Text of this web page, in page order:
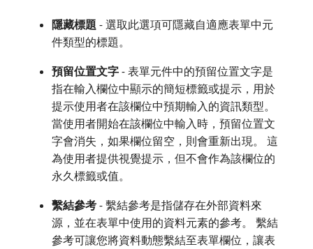
隱藏標題 - 選取此選項可隱藏自適應表單中元
件類型的標題。
預留位置文字 - 表單元件中的預留位置文字是
指在輸入欄位中顯示的簡短標籤或提示，用於
提示使用者在該欄位中預期輸入的資訊類型。
當使用者開始在該欄位中輸入時，預留位置文
字會消失，如果欄位留空，則會重新出現。 這
為使用者提供視覺提示，但不會作為該欄位的
永久標籤或值。
繫結參考 - 繫結參考是指儲存在外部資料來
源，並在表單中使用的資料元素的參考。 繫結
參考可讓您將資料動態繫結至表單欄位，讓表